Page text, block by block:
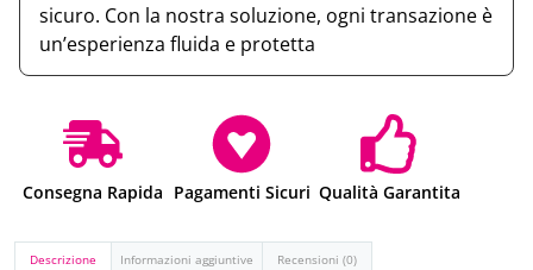
sicuro. Con la nostra soluzione, ogni transazione è
un’esperienza fluida e protetta
Consegna Rapida Pagamenti Sicuri Qualità Garantita
Descrizione Informazioni aggiuntive Recensioni (0)